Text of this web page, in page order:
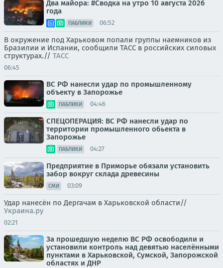
Два майора: #Сводка на утро 10 августа 2026
года
ПАБЛИКИ 06:52
В окружение под Харьковом попали группы наемников из
Бразилии и Испании, сообщили ТАСС в российских силовых
структурах.// ТАСС
06:45
ВС РФ нанесли удар по промышленному
объекту в Запорожье
ПАБЛИКИ 04:46
СПЕЦОПЕРАЦИЯ: ВС РФ нанесли удар по
территории промышленного обьекта в
Запорожье
ПАБЛИКИ 04:27
Предприятие в Приморье обязали установить
забор вокруг склада древесины
СМИ 03:09
Удар нанесён по Дергачам в Харьковской области//
Украина.ру
02:21
За прошедшую неделю ВС РФ освободили и
установили контроль над девятью населёнными
пунктами в Харьковской, Сумской, Запорожской
областях и ДНР